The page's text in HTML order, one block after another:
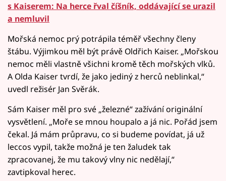
s Kaiserem: Na herce řval číšník, oddávající se urazil
a nemluvil
Mořská nemoc prý potrápila téměř všechny členy
štábu. Výjimkou měl být právě Oldřich Kaiser. „Mořskou
nemoc měli vlastně všichni kromě těch mořských vlků.
A Olda Kaiser tvrdí, že jako jediný z herců neblinkal,“
uvedl režisér Jan Svěrák.
Sám Kaiser měl pro své „železné“ zažívání originální
vysvětlení. „Moře se mnou houpalo a já nic. Pořád jsem
čekal. Já mám průpravu, co si budeme povídat, já už
leccos vypil, takže možná je ten žaludek tak
zpracovanej, že mu takový vlny nic nedělají,“
zavtipkoval herec.